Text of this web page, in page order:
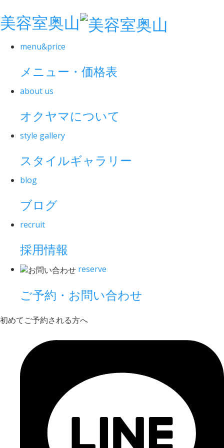
美容室奥山
menu&price
メニュー・価格表
about us
オクヤマについて
style gallery
スタイルギャラリー
blog
ブログ
recruit
採用情報
reserve
ご予約・お問い合わせ
初めてご予約される方へ